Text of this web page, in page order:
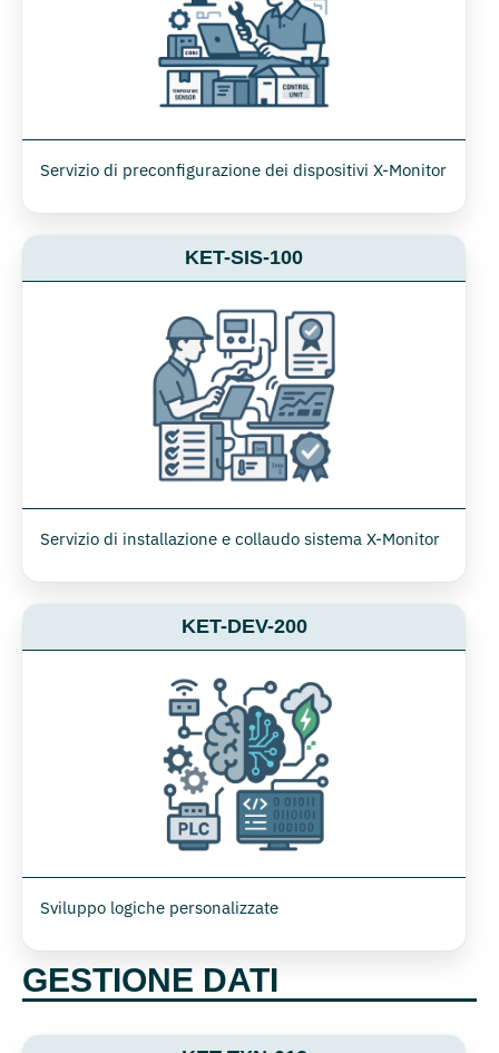
Servizio di preconfigurazione dei dispositivi X-Monitor
KET-SIS-100
Servizio di installazione e collaudo sistema X-Monitor
KET-DEV-200
Sviluppo logiche personalizzate
GESTIONE DATI